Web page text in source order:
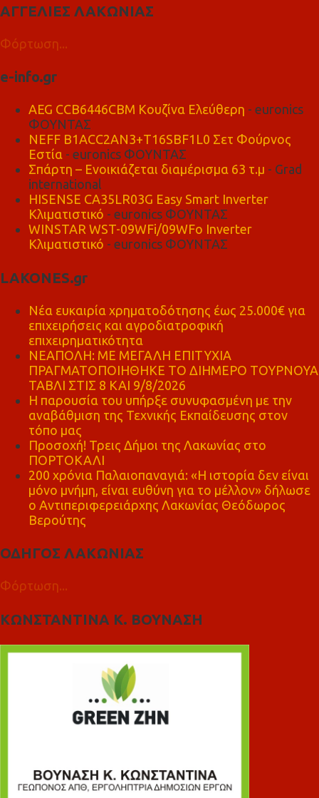
ΑΓΓΕΛΙΕΣ ΛΑΚΩΝΙΑΣ
Φόρτωση...
e-info.gr
AEG CCB6446CBM Κουζίνα Ελεύθερη - euronics
ΦΟΥΝΤΑΣ
NEFF B1ACC2AN3+T16SBF1L0 Σετ Φούρνος
Εστία - euronics ΦΟΥΝΤΑΣ
Σπάρτη – Ενοικιάζεται διαμέρισμα 63 τ.μ - Grad
international
HISENSE CA35LR03G Easy Smart Inverter
Κλιματιστικό - euronics ΦΟΥΝΤΑΣ
WINSTAR WST-09WFi/09WFo Inverter
Κλιματιστικό - euronics ΦΟΥΝΤΑΣ
LAKONES.gr
Νέα ευκαιρία χρηματοδότησης έως 25.000€ για
επιχειρήσεις και αγροδιατροφική
επιχειρηματικότητα
ΝΕΑΠΟΛΗ: ΜΕ ΜΕΓΑΛΗ ΕΠΙΤΥΧΙΑ
ΠΡΑΓΜΑΤΟΠΟΙΗΘΗΚΕ ΤΟ ΔΙΗΜΕΡΟ ΤΟΥΡΝΟΥΑ
ΤΑΒΛΙ ΣΤΙΣ 8 ΚΑΙ 9/8/2026
Η παρουσία του υπήρξε συνυφασμένη με την
αναβάθμιση της Τεχνικής Εκπαίδευσης στον
τόπο μας
Προσοχή! Τρεις Δήμοι της Λακωνίας στο
ΠΟΡΤΟΚΑΛΙ
200 χρόνια Παλαιοπαναγιά: «Η ιστορία δεν είναι
μόνο μνήμη, είναι ευθύνη για το μέλλον» δήλωσε
ο Αντιπεριφερειάρχης Λακωνίας Θεόδωρος
Βερούτης
ΟΔΗΓΟΣ ΛΑΚΩΝΙΑΣ
Φόρτωση...
ΚΩΝΣΤΑΝΤΙΝΑ Κ. ΒΟΥΝΑΣΗ